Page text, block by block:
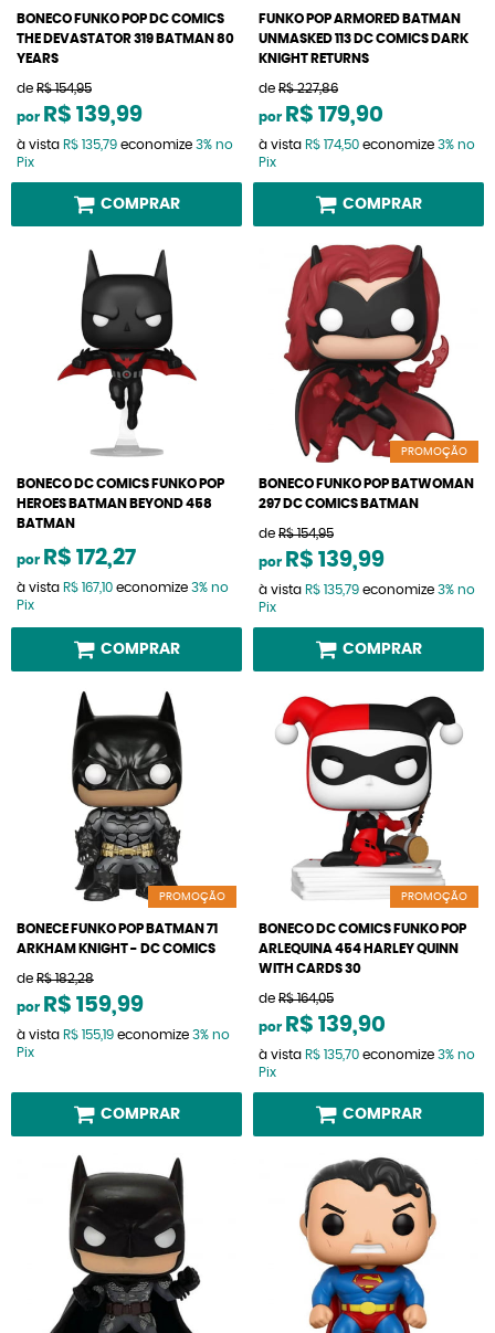
BONECO FUNKO POP DC COMICS
THE DEVASTATOR 319 BATMAN 80
YEARS
de R$ 154,95
por R$ 139,99
à vista R$ 135,79 economize 3% no
Pix
COMPRAR
FUNKO POP ARMORED BATMAN
UNMASKED 113 DC COMICS DARK
KNIGHT RETURNS
de R$ 227,86
por R$ 179,90
à vista R$ 174,50 economize 3% no
Pix
COMPRAR
BONECO DC COMICS FUNKO POP
HEROES BATMAN BEYOND 458
BATMAN
por R$ 172,27
à vista R$ 167,10 economize 3% no
Pix
COMPRAR
PROMOÇÃO
BONECO FUNKO POP BATWOMAN
297 DC COMICS BATMAN
de R$ 154,95
por R$ 139,99
à vista R$ 135,79 economize 3% no
Pix
COMPRAR
PROMOÇÃO
BONECE FUNKO POP BATMAN 71
ARKHAM KNIGHT - DC COMICS
de R$ 182,28
por R$ 159,99
à vista R$ 155,19 economize 3% no
Pix
COMPRAR
PROMOÇÃO
BONECO DC COMICS FUNKO POP
ARLEQUINA 454 HARLEY QUINN
WITH CARDS 30
de R$ 164,05
por R$ 139,90
à vista R$ 135,70 economize 3% no
Pix
COMPRAR